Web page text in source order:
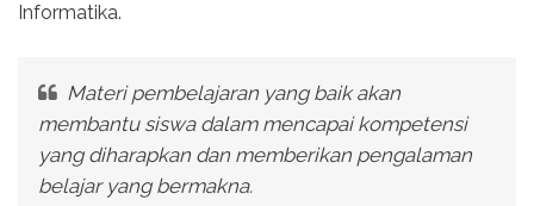
Informatika.
Materi pembelajaran yang baik akan
membantu siswa dalam mencapai kompetensi
yang diharapkan dan memberikan pengalaman
belajar yang bermakna.